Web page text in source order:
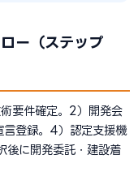
ー（ステップ
要件確定。2）開発会
登録。4）認定支援機
後に開発委託・建設着